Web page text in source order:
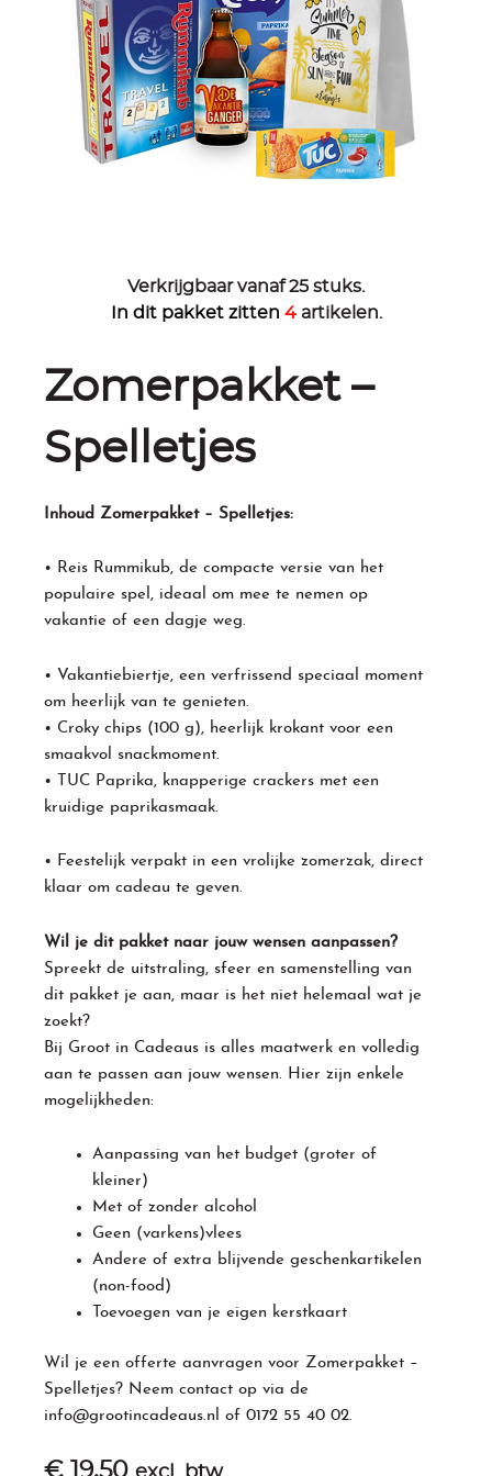
Zomerpakket –
Spelletjes
Inhoud Zomerpakket – Spelletjes:
• Reis Rummikub, de compacte versie van het
populaire spel, ideaal om mee te nemen op
vakantie of een dagje weg.
• Vakantiebiertje, een verfrissend speciaal moment
om heerlijk van te genieten.
• Croky chips (100 g), heerlijk krokant voor een
smaakvol snackmoment.
• TUC Paprika, knapperige crackers met een
kruidige paprikasmaak.
• Feestelijk verpakt in een vrolijke zomerzak, direct
klaar om cadeau te geven.
Wil je dit pakket naar jouw wensen aanpassen?
Spreekt de uitstraling, sfeer en samenstelling van
dit pakket je aan, maar is het niet helemaal wat je
zoekt?
Bij Groot in Cadeaus is alles maatwerk en volledig
aan te passen aan jouw wensen. Hier zijn enkele
mogelijkheden:
Aanpassing van het budget (groter of
kleiner)
Met of zonder alcohol
Geen (varkens)vlees
Andere of extra blijvende geschenkartikelen
(non-food)
Toevoegen van je eigen kerstkaart
Wil je een offerte aanvragen voor Zomerpakket –
Spelletjes? Neem contact op via de
info@grootincadeaus.nl of0172 55 40 02.
€ 19,50
Verkrijgbaar vanaf 25 stuks.
In dit pakket zitten 4 artikelen.